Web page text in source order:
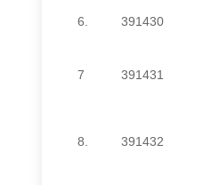
6. 391430
7 391431
8. 391432